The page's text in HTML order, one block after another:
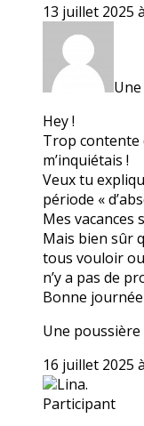
13 juillet 2025
Hey !
Trop contente
m’inquiétais !
Veux tu
période «
Mes vacances
Mais bien sûr
tous vouloir
n’y a pas de
Bonne journée
Une poussière
16 juillet 2025
Lina.
Participant